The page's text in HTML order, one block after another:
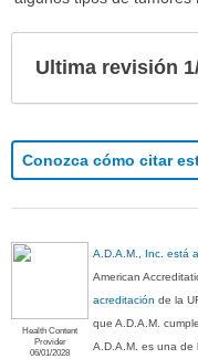
Ultima revisión
Conozca cómo citar
Health Content
Provider
06/01/2028
A.D.A.M., Inc. está
American
acreditación de la
que A.D.A.M.
A.D.A.M. es una de